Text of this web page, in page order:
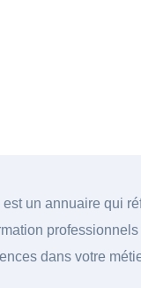
est un annuaire qui
dans votre